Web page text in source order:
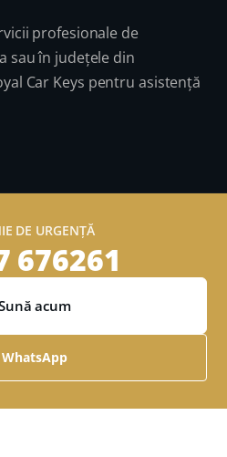
profesionale de
sau în județele din
Car Keys pentru asistență
DE URGENȚĂ
676261
acum
WhatsApp